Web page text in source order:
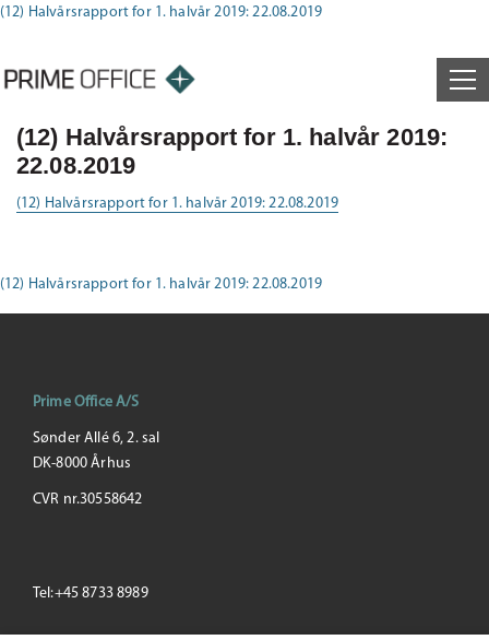
(12) Halvårsrapport for 1. halvår 2019: 22.08.2019
(12) Halvårsrapport for 1. halvår 2019:
22.08.2019
(12) Halvårsrapport for 1. halvår 2019: 22.08.2019
(12) Halvårsrapport for 1. halvår 2019: 22.08.2019
Prime Office A/S
Sønder Allé 6, 2. sal
DK-8000 Århus
CVR nr.30558642
Tel:+45 8733 8989